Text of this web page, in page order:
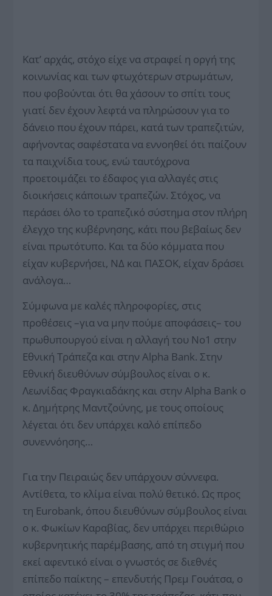
Κατ’ αρχάς, στόχο είχε να στραφεί η οργή της
κοινωνίας και των φτωχότερων στρωμάτων,
που φοβούνται ότι θα χάσουν το σπίτι τους
γιατί δεν έχουν λεφτά να πληρώσουν για το
δάνειο που έχουν πάρει, κατά των τραπεζιτών,
αφήνοντας σαφέστατα να εννοηθεί ότι παίζουν
τα παιχνίδια τους, ενώ ταυτόχρονα
προετοιμάζει το έδαφος για αλλαγές στις
διοικήσεις κάποιων τραπεζών. Στόχος, να
περάσει όλο το τραπεζικό σύστημα στον πλήρη
έλεγχο της κυβέρνησης, κάτι που βεβαίως δεν
είναι πρωτότυπο. Και τα δύο κόμματα που
είχαν κυβερνήσει, ΝΔ και ΠΑΣΟΚ, είχαν δράσει
ανάλογα…
Σύμφωνα με καλές πληροφορίες, στις
προθέσεις –για να μην πούμε αποφάσεις– του
πρωθυπουργού είναι η αλλαγή του Νο1 στην
Εθνική Τράπεζα και στην Alpha Bank. Στην
Εθνική διευθύνων σύμβουλος είναι ο κ.
Λεωνίδας Φραγκιαδάκης και στην Alpha Bank ο
κ. Δημήτρης Μαντζούνης, με τους οποίους
λέγεται ότι δεν υπάρχει καλό επίπεδο
συνεννόησης…
Για την Πειραιώς δεν υπάρχουν σύννεφα.
Αντίθετα, το κλίμα είναι πολύ θετικό. Ως προς
τη Eurobank, όπου διευθύνων σύμβουλος είναι
ο κ. Φωκίων Καραβίας, δεν υπάρχει περιθώριο
κυβερνητικής παρέμβασης, από τη στιγμή που
εκεί αφεντικό είναι ο γνωστός σε διεθνές
επίπεδο παίκτης – επενδυτής Πρεμ Γουάτσα, ο